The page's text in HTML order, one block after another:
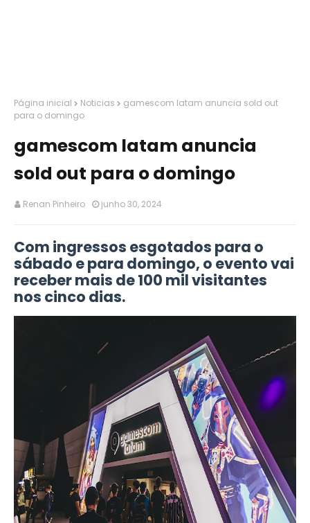
Página inicial Noticias
gamescom latam anuncia sold out
para o domingo
gamescom latam anuncia
sold out para o domingo
Renan Pinheiro junho 30, 2024
Com ingressos esgotados para o
sábado e para domingo, o evento vai
receber mais de 100 mil visitantes
nos cinco dias.